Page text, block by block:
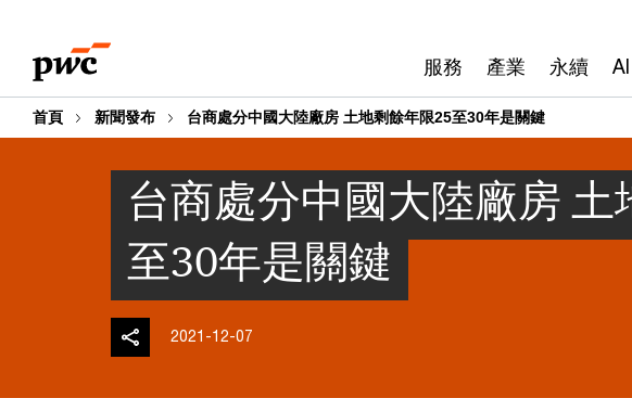
content
footer
服務 產業 永續
首頁 新聞發布 台商處分中國大陸廠房 土地剩餘年限25至30年是關鍵
台商處分中國大陸廠房 土
至30年是關鍵
2021-12-07